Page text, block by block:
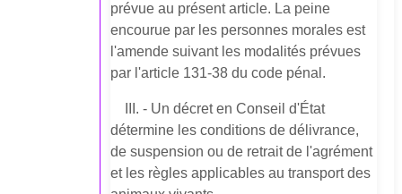
prévue au présent article. La peine
encourue par les personnes morales est
l'amende suivant les modalités prévues
par l'article 131-38 du code pénal.
III. - Un décret en Conseil d'État
détermine les conditions de délivrance,
de suspension ou de retrait de l'agrément
et les règles applicables au transport des